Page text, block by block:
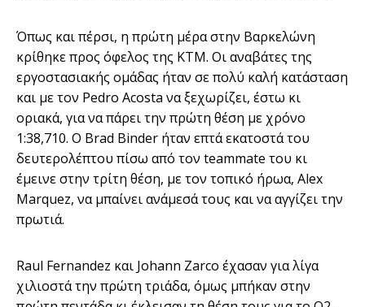
Όπως και πέρσι, η πρώτη μέρα στην Βαρκελώνη
κρίθηκε προς όφελος της KTM. Οι αναβάτες της
εργοστασιακής ομάδας ήταν σε πολύ καλή κατάσταση
και με τον Pedro Acosta να ξεχωρίζει, έστω κι
οριακά, για να πάρει την πρώτη θέση με χρόνο
1:38,710. Ο Brad Binder ήταν επτά εκατοστά του
δευτερολέπτου πίσω από τον teammate του κι
έμεινε στην τρίτη θέση, με τον τοπικό ήρωα, Alex
Marquez, να μπαίνει ανάμεσά τους και να αγγίζει την
πρωτιά.
Raul Fernandez και Johann Zarco έχασαν για λίγα
χιλιοστά την πρώτη τριάδα, όμως μπήκαν στην